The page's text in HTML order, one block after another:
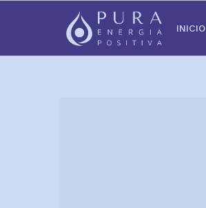
INICIO